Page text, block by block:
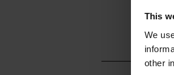
This
We
other